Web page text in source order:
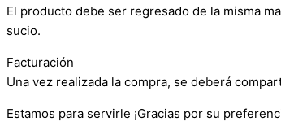
El producto debe ser regresado de la misma
sucio.
Facturación
Una vez realizada la compra, se deberá
Estamos para servirle ¡Gracias por su